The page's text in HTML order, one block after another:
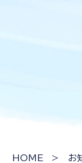
HOME > お